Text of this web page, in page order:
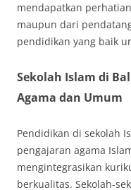
mendapatkan
maupun dari
pendidikan yang baik
Sekolah Islam di
Agama dan Umum
Pendidikan di sekolah
pengajaran agama
mengintegrasikan
berkualitas. Sekolah-